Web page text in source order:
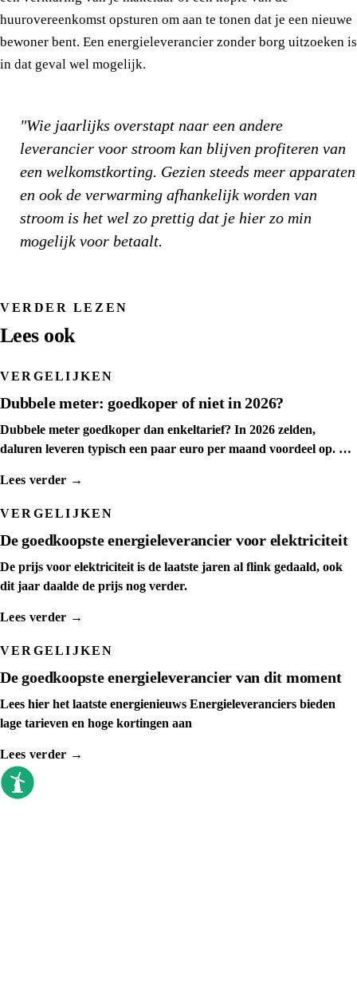
huurovereenkomst opsturen om aan te tonen dat je een nieuwe
bewoner bent. Een energieleverancier zonder borg uitzoeken is
in dat geval wel mogelijk.
"Wie jaarlijks overstapt naar een andere
leverancier voor stroom kan blijven profiteren van
een welkomstkorting. Gezien steeds meer apparaten
en ook de verwarming afhankelijk worden van
stroom is het wel zo prettig dat je hier zo min
mogelijk voor betaalt.
VERDER LEZEN
Lees ook
VERGELIJKEN
Dubbele meter: goedkoper of niet in 2026?
Dubbele meter goedkoper dan enkeltarief? In 2026 zelden,
daluren leveren typisch een paar euro per maand voordeel op. We
Lees verder →
VERGELIJKEN
De goedkoopste energieleverancier voor elektriciteit
De prijs voor elektriciteit is de laatste jaren al flink gedaald, ook
dit jaar daalde de prijs nog verder.
Lees verder →
VERGELIJKEN
De goedkoopste energieleverancier van dit moment
Lees hier het laatste energienieuws Energieleveranciers bieden
lage tarieven en hoge kortingen aan
Lees verder →